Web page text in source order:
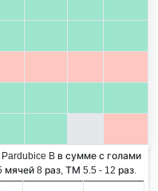
B в сумме с голами
8 раз, ТМ 5.5 - 12 раз.